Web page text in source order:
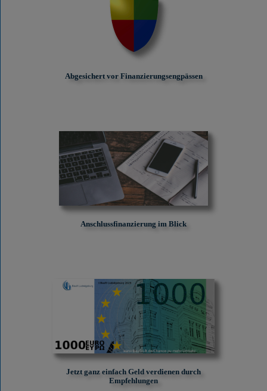
Abgesichert vor Finanzierungs­engpässen
Anschlussfinanzierung im Blick
Jetzt ganz einfach Geld verdienen durch
Empfehlungen